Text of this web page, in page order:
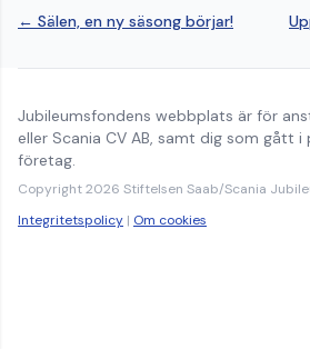
← Sälen, en ny säsong börjar!
Jubileumsfondens webbplats är för
eller Scania CV AB, samt dig som gått i
företag.
Copyright 2026 Stiftelsen Saab/Scania
Integritetspolicy | Om cookies